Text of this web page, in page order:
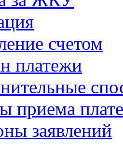
счетом
платежи
приема
заявлений